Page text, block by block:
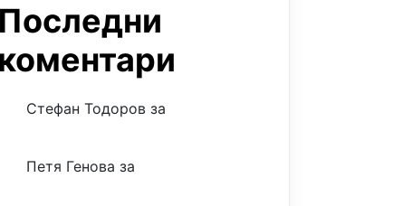
Последни
коментари
Стефан Тодоров за
Петя Генова за